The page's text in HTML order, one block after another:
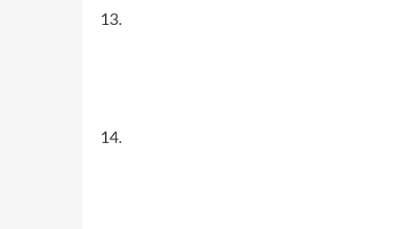
13.
14.